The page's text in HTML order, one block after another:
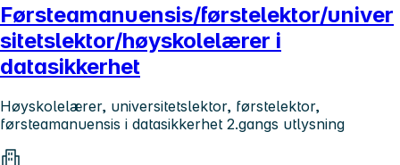
Førsteamanuensis/førstelektor/univer
sitetslektor/høyskolelærer i
datasikkerhet
Høyskolelærer, universitetslektor, førstelektor,
førsteamanuensis i datasikkerhet 2.gangs utlysning